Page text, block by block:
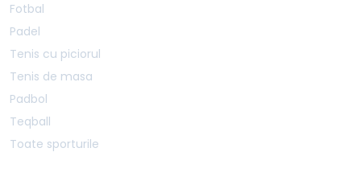
Fotbal
Padel
Tenis cu piciorul
Tenis de masa
Padbol
Teqball
Toate sporturile